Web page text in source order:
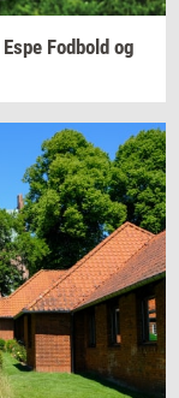
Espe Fod­bold og